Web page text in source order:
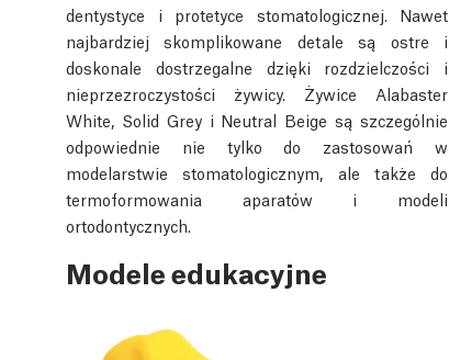
dentystyce i protetyce stomatologicznej. Nawet
najbardziej skomplikowane detale są ostre i
doskonale dostrzegalne dzięki rozdzielczości i
nieprzezroczystości żywicy. Żywice Alabaster
White, Solid Grey i Neutral Beige są szczególnie
odpowiednie nie tylko do zastosowań w
modelarstwie stomatologicznym, ale także do
termoformowania aparatów i modeli
ortodontycznych.
Modele edukacyjne